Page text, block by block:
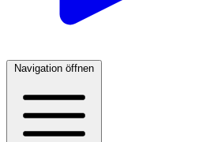
Navigation öffnen